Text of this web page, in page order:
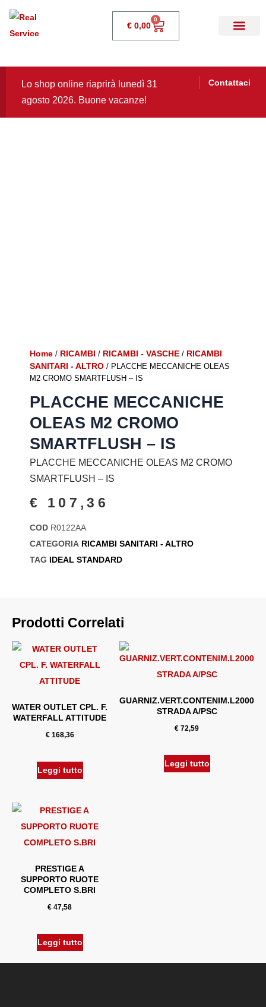
€ 0,00
0
Contattaci
Lo shop online riaprirà lunedì 31
agosto 2026. Buone vacanze!
Home / RICAMBI / RICAMBI - VASCHE / RICAMBI
SANITARI - ALTRO / PLACCHE MECCANICHE OLEAS
M2 CROMO SMARTFLUSH – IS
PLACCHE MECCANICHE
OLEAS M2 CROMO
SMARTFLUSH – IS
PLACCHE MECCANICHE OLEAS M2 CROMO
SMARTFLUSH – IS
€ 107,36
COD R0122AA
CATEGORIA RICAMBI SANITARI - ALTRO
TAG IDEAL STANDARD
Prodotti Correlati
WATER OUTLET CPL. F.
WATERFALL ATTITUDE
€168,36
Leggi tutto
GUARNIZ.VERT.CONTENIM.L2000
STRADA A/PSC
€ 72,59
Leggi tutto
PRESTIGE A
SUPPORTO RUOTE
COMPLETO S.BRI
€ 47,58
Leggi tutto